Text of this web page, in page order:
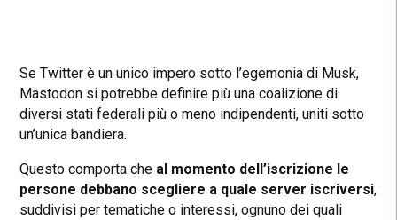
Se Twitter è un unico impero sotto l’egemonia di Musk,
Mastodon si potrebbe definire più una coalizione di
diversi stati federali più o meno indipendenti, uniti sotto
un’unica bandiera.
Questo comporta che al momento dell’iscrizione le
persone debbano scegliere a quale server iscriversi,
suddivisi per tematiche o interessi, ognuno dei quali